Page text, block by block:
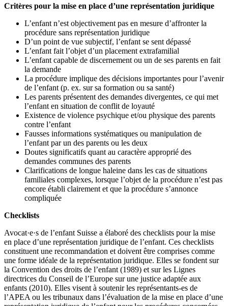
Critères pour la mise en place d’une représentation juridique
L’enfant n’est objectivement pas en mesure d’affronter la
procédure sans représentation juridique
D’un point de vue subjectif, l’enfant se sent dépassé
L’enfant fait l’objet d’un placement extrafamilial
L’enfant capable de discernement ou un de ses parents en fait
la demande
La procédure implique des décisions importantes pour l’avenir
de l’enfant (p. ex. sur sa formation ou sa santé)
Les parents présentent des demandes divergentes, ce qui met
l’enfant en situation de conflit de loyauté
Existence de violence psychique et/ou physique des parents
contre l’enfant
Fausses informations systématiques ou manipulation de
l’enfant par un des parents ou les deux
Doutes significatifs quant au caractère approprié des
demandes communes des parents
Clarifications de longue haleine dans les cas de situations
familiales complexes, lorsque l’objet de la procédure n’est pas
encore établi clairement et que la procédure s’annonce
compliquée
Checklists
Avocat·e·s de l’enfant Suisse a élaboré des checklists pour la mise
en place d’une représentation juridique de l’enfant. Ces checklists
constituent une recommandation et doivent être comprises comme
une forme idéale de la représentation juridique. Elles se fondent sur
la Convention des droits de l’enfant (1989) et sur les Lignes
directrices du Conseil de l’Europe sur une justice adaptée aux
enfants (2010). Elles visent à soutenir les représentants-es de
l’APEA ou les tribunaux dans l’évaluation de la mise en place d’une